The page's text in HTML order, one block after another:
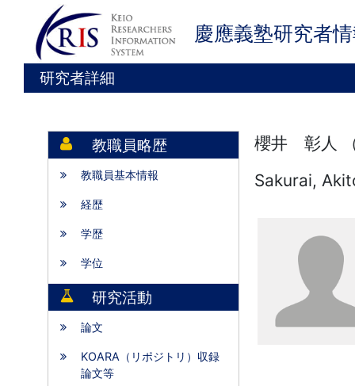
慶應義塾研究者
研究者詳細
教職員略歴
教職員基本情報
経歴
学歴
学位
研究活動
論文
KOARA（リポジトリ）収録
論文等
櫻井 彰人
Sakurai,